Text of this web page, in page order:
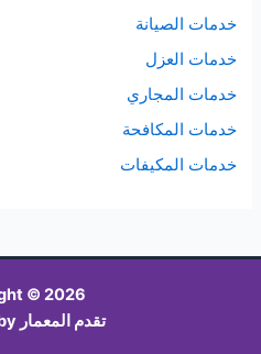
خدمات الصيانة
خدمات العزل
خدمات المجاري
خدمات المكافحة
خدمات المكيفات
© 2026
تقدم المعمار Powered by